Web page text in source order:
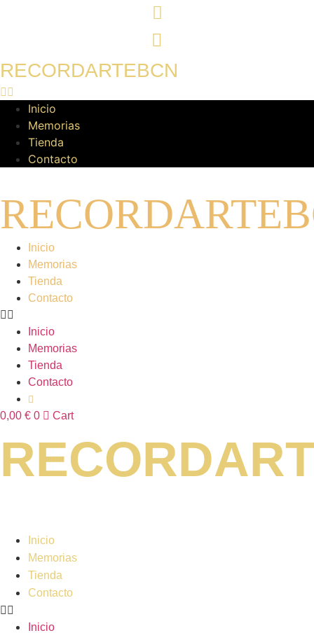
RECORDARTEBCN
Inicio
Memorias
Tienda
Contacto
Inicio
Memorias
Tienda
Contacto
Inicio
Memorias
Tienda
Contacto
0,00 € 0 Cart
Inicio
Memorias
Tienda
Contacto
Inicio